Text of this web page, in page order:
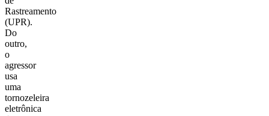
Rastreamento
(UPR).
Do
outro,
o
agressor
usa
uma
tornozeleira
eletrônica